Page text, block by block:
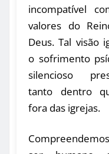
incompatível
valores do
Deus. Tal visão
o sofrimento
silencioso
tanto dentro
fora das igrejas.